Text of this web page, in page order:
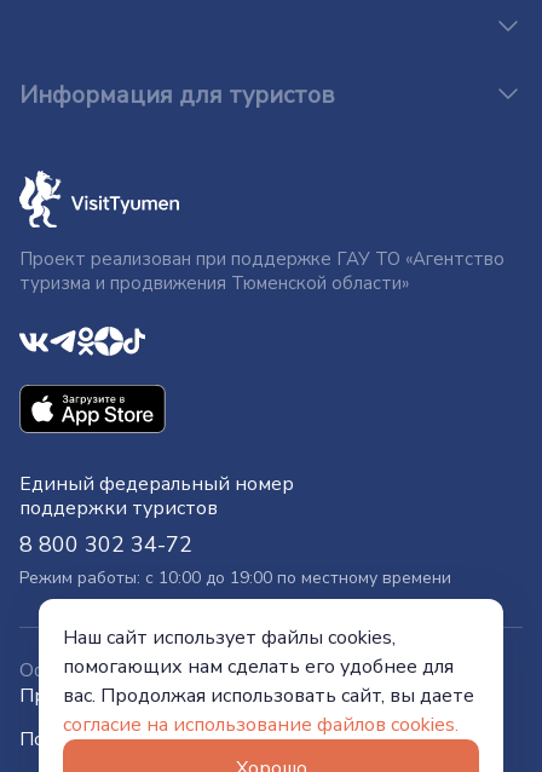
Информация для туристов
Проект реализован при поддержке ГАУ ТО «Агентство
туризма и продвижения Тюменской области»
Единый федеральный номер
поддержки туристов
8 800 302 34-72
Режим работы: с 10:00 до 19:00 по местному времени
Официальный сайт
Правительства Тюменской области
Политика конфиденциальности
Наш сайт использует файлы cookies,
помогающих нам сделать его удобнее для
вас. Продолжая использовать сайт, вы даете
согласие на использование файлов cookies.